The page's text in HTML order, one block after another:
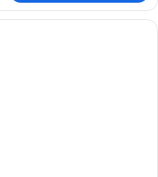
Chambre deluxe avec balcon |